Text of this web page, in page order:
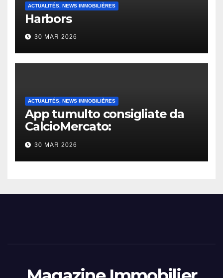
ACTUALITÉS, NEWS IMMOBILIÈRES
Harbors
30 MAR 2026
ACTUALITÉS, NEWS IMMOBILIÈRES
App tumulto consigliate da
CalcioMercato:
considerazione di gennaio
2026
30 MAR 2026